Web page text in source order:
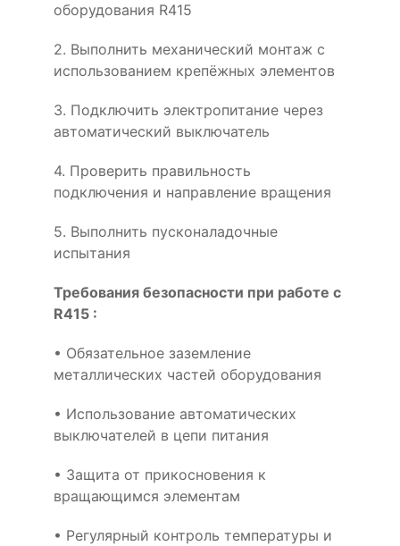
оборудования R415
2. Выполнить механический монтаж с
использованием крепёжных элементов
3. Подключить электропитание через
автоматический выключатель
4. Проверить правильность
подключения и направление вращения
5. Выполнить пусконаладочные
испытания
Требования безопасности при работе с
R415 :
• Обязательное заземление
металлических частей оборудования
• Использование автоматических
выключателей в цепи питания
• Защита от прикосновения к
вращающимся элементам
• Регулярный контроль температуры и